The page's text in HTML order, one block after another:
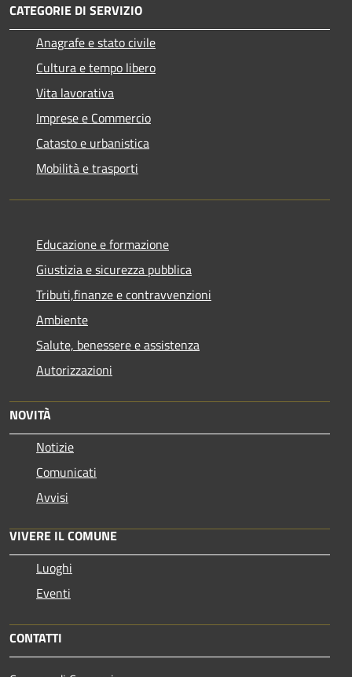
CATEGORIE DI SERVIZIO
Anagrafe e stato civile
Cultura e tempo libero
Vita lavorativa
Imprese e Commercio
Catasto e urbanistica
Mobilità e trasporti
Educazione e formazione
Giustizia e sicurezza pubblica
Tributi,finanze e contravvenzioni
Ambiente
Salute, benessere e assistenza
Autorizzazioni
NOVITÀ
Notizie
Comunicati
Avvisi
VIVERE IL COMUNE
Luoghi
Eventi
CONTATTI